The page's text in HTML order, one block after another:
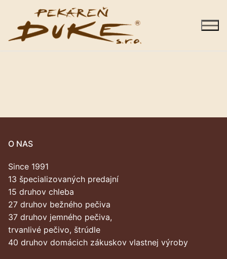
obsah
Sortiment
Kariéra
O nás
Kontakty
O NAS
Since 1991
13 špecializovaných predajní
15 druhov chleba
27 druhov bežného pečiva
37 druhov jemného pečiva,
trvanlivé pečivo, štrúdle
40 druhov domácich zákuskov vlastnej výroby